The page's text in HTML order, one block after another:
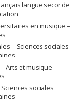
langue seconde
en musique –
– Sciences sociales
Arts et musique
sociales